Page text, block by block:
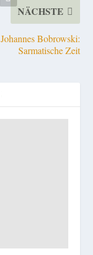
NÄCHSTE
Johannes Bobrowski:
Sarmatische Zeit